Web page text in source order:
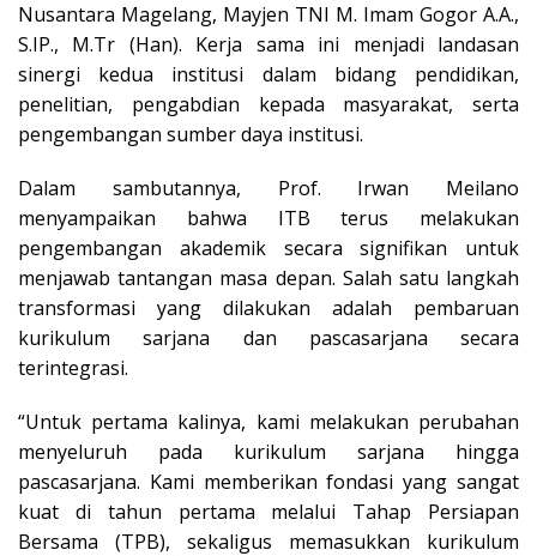
Nusantara Magelang, Mayjen TNI M. Imam Gogor A.A.,
S.IP., M.Tr (Han). Kerja sama ini menjadi landasan
sinergi kedua institusi dalam bidang pendidikan,
penelitian, pengabdian kepada masyarakat, serta
pengembangan sumber daya institusi.
Dalam sambutannya, Prof. Irwan Meilano
menyampaikan bahwa ITB terus melakukan
pengembangan akademik secara signifikan untuk
menjawab tantangan masa depan. Salah satu langkah
transformasi yang dilakukan adalah pembaruan
kurikulum sarjana dan pascasarjana secara
terintegrasi.
“Untuk pertama kalinya, kami melakukan perubahan
menyeluruh pada kurikulum sarjana hingga
pascasarjana. Kami memberikan fondasi yang sangat
kuat di tahun pertama melalui Tahap Persiapan
Bersama (TPB), sekaligus memasukkan kurikulum